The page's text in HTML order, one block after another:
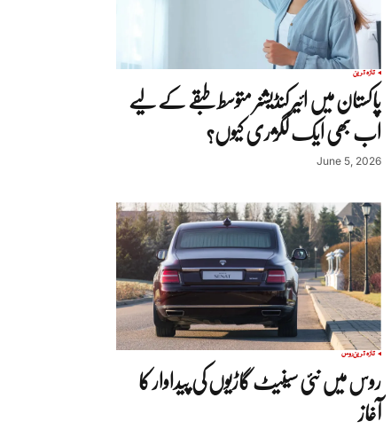
تازہ ترین
پاکستان میں ائیر کنڈیشنر متوسط طبقے کے لیے
اب بھی ایک لگژری کیوں؟
June 5, 2026
تازہ ترینروس
روس میں نئی سینیٹ گاڑیوں کی پیداوار کا
آغاز